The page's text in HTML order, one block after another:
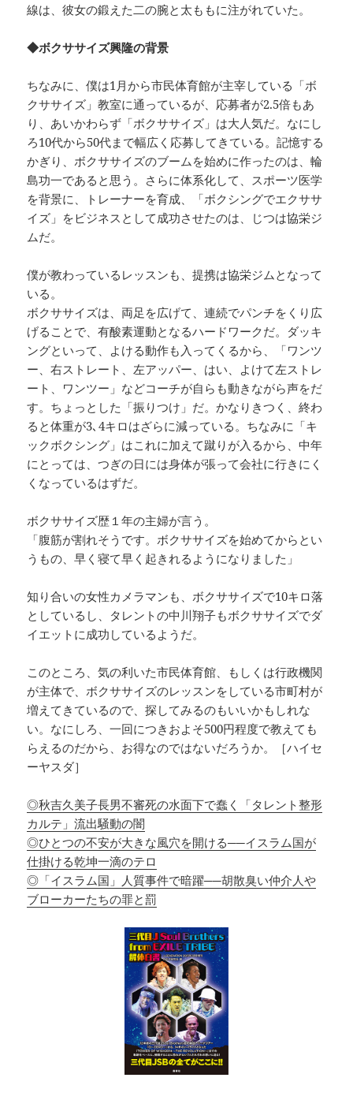
線は、彼女の鍛えた二の腕と太ももに注がれていた。
◆ボクササイズ興隆の背景
ちなみに、僕は1月から市民体育館が主宰している「ボ
クササイズ」教室に通っているが、応募者が2.5倍もあ
り、あいかわらず「ボクササイズ」は大人気だ。なにし
ろ10代から50代まで幅広く応募してきている。記憶する
かぎり、ボクササイズのブームを始めに作ったのは、輪
島功一であると思う。さらに体系化して、スポーツ医学
を背景に、トレーナーを育成、「ボクシングでエクササ
イズ」をビジネスとして成功させたのは、じつは協栄ジ
ムだ。
僕が教わっているレッスンも、提携は協栄ジムとなって
いる。
ボクササイズは、両足を広げて、連続でパンチをくり広
げることで、有酸素運動となるハードワークだ。ダッキ
ングといって、よける動作も入ってくるから、「ワンツ
ー、右ストレート、左アッパー、はい、よけて左ストレ
ート、ワンツー」などコーチが自らも動きながら声をだ
す。ちょっとした「振りつけ」だ。かなりきつく、終わ
ると体重が3､4キロはざらに減っている。ちなみに「キ
ックボクシング」はこれに加えて蹴りが入るから、中年
にとっては、つぎの日には身体が張って会社に行きにく
くなっているはずだ。
ボクササイズ歴１年の主婦が言う。
「腹筋が割れそうです。ボクササイズを始めてからとい
うもの、早く寝て早く起きれるようになりました」
知り合いの女性カメラマンも、ボクササイズで10キロ落
としているし、タレントの中川翔子もボクササイズでダ
イエットに成功しているようだ。
このところ、気の利いた市民体育館、もしくは行政機関
が主体で、ボクササイズのレッスンをしている市町村が
増えてきているので、探してみるのもいいかもしれな
い。なにしろ、一回につきおよそ500円程度で教えても
らえるのだから、お得なのではないだろうか。［ハイセ
ーヤスダ］
◎秋吉久美子長男不審死の水面下で蠢く「タレント整形
カルテ」流出騒動の闇
◎ひとつの不安が大きな風穴を開ける──イスラム国が
仕掛ける乾坤一滴のテロ
◎「イスラム国」人質事件で暗躍──胡散臭い仲介人や
ブローカーたちの罪と罰